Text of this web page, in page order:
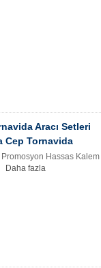
Aracı Setleri
Cep Tornavida
Hassas
Daha fazla